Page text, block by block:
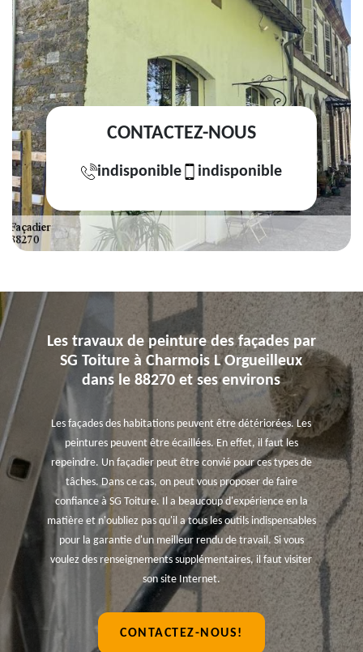
CONTACTEZ-NOUS
indisponible indisponible
Les travaux de peinture des façades par
SG Toiture à Charmois L Orgueilleux
dans le 88270 et ses environs
Les façades des habitations peuvent être détériorées. Les
peintures peuvent être écaillées. En effet, il faut les
repeindre. Un façadier peut être convié pour ces types de
tâches. Dans ce cas, on peut vous proposer de faire
confiance à SG Toiture. Il a beaucoup d'expérience en la
matière et n'oubliez pas qu'il a tous les outils indispensables
pour la garantie d'un meilleur rendu de travail. Si vous
voulez des renseignements supplémentaires, il faut visiter
son site Internet.
CONTACTEZ-NOUS!